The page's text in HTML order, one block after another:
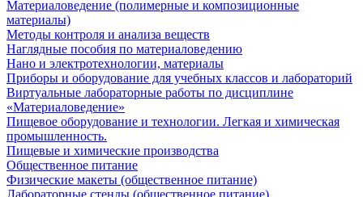
Материаловедение (полимерные и композиционные
материалы)
Методы контроля и анализа веществ
Наглядные пособия по материаловедению
Нано и электротехнологии, материалы
Приборы и оборудование для учебных классов и лабораторий
Виртуальные лабораторные работы по дисциплине
«Материаловедение»
Пищевое оборудование и технологии. Легкая и химическая
промышленность.
Пищевые и химические производства
Общественное питание
Физические макеты (общественное питание)
Лабораторные стенды (общественное питание)